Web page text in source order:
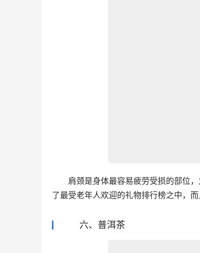
肩颈是身体最容易疲劳受损的部位，
了最受老年人欢迎的礼物排行榜之中，
六、普洱茶